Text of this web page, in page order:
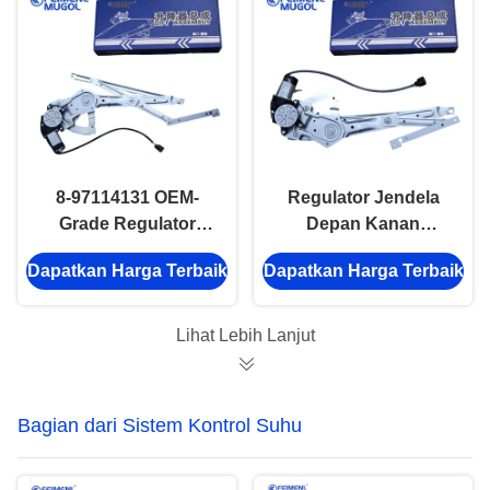
mengorbankan
kualitas
Halus, Stabil, dan
Andal
8-97114131 OEM-
Grade Regulator
Jendela Depan Kiri
Elektrik untuk Isuzu
Masa Pakai Lama
Dapatkan Harga Terbaik
Regulator Jendela
Depan Kanan
Kualitas Premium 8-
97114130 untuk Isuzu
Tahan Lama dan
Dapatkan Harga Terbaik
Lihat Lebih Lanjut
Bagian dari Sistem Kontrol Suhu